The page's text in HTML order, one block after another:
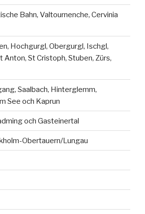
Bahn, Valtournenche, Cervinia
Hochgurgl, Obergurgl, Ischgl,
Anton, St Cristoph, Stuben, Zürs,
Saalbach, Hinterglemm,
See och Kaprun
och Gasteinertal
Obertauern/Lungau